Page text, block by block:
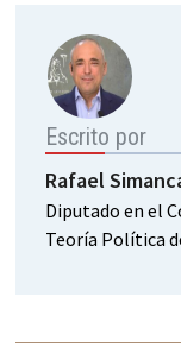
Escrito por
Rafael
Diputado en el
Teoría Política